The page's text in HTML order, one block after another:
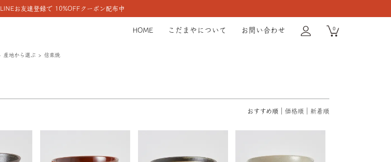
LINEお友達登録で 10%OFFクーポン配布中
HOME こだまやについて お問い合わせ 0
産地から選ぶ 信楽焼
おすすめ順 価格順 新着順